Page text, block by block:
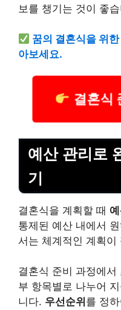
보를 챙기는 것이 좋
꿈의 결혼식을 위
아보세요.
결혼식
예산 관리로
기
결혼식을 계획할 때
통제된 예산 내에서
서는 체계적인 계획이
결혼식 준비 과정에서
부 항목별로 나누어
니다. 우선순위 를 정